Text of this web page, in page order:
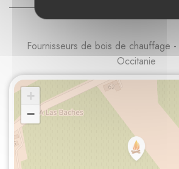
Fournisseurs de bois de chauffage
Occitanie
+
−